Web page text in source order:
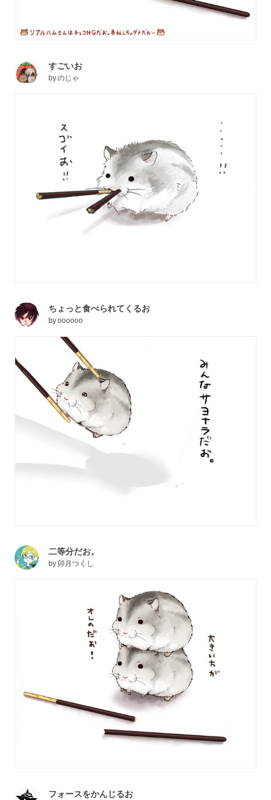
すごいお
byのじゃ
ちょっと食べられてくるお
byoooooo
二等分だお。
by 卯月つくし
フォースをかんじるお